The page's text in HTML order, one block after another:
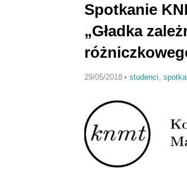
Spotkanie
„Gładka
29/05/2018 • studenci,